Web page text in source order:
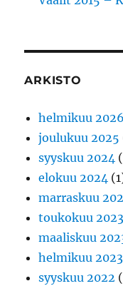
ARKISTO
helmikuu 2026
joulukuu 2025
syyskuu 2024
elokuu 2024
marraskuu
toukokuu 2023
maaliskuu
helmikuu 2023
syyskuu 2022